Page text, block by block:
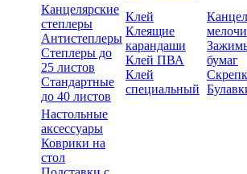
Канцелярские
степлеры
Антистеплеры
Степлеры до
25 листов
Стандартные
до 40 листов
Клей
Клеящие
карандаши
Клей ПВА
Клей
специальный
мелочи
бумаг
Настольные
аксессуары
Коврики на
стол